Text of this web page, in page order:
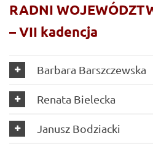
RADNI
– VII kadencja
Barbara Barszczewska
Renata Bielecka
Janusz Bodziacki